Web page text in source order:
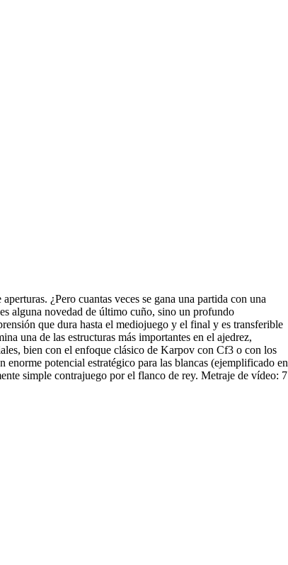
¿Pero cuantas veces se gana una partida con una
alguna novedad de último cuño, sino un profundo
que dura hasta el mediojuego y el final y es transferible
una de las estructuras más importantes en el ajedrez,
bien con el enfoque clásico de Karpov con Cf3 o con los
potencial estratégico para las blancas (ejemplificado en
simple contrajuego por el flanco de rey. Metraje de vídeo: 7